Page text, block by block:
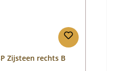
Zijsteen rechts B